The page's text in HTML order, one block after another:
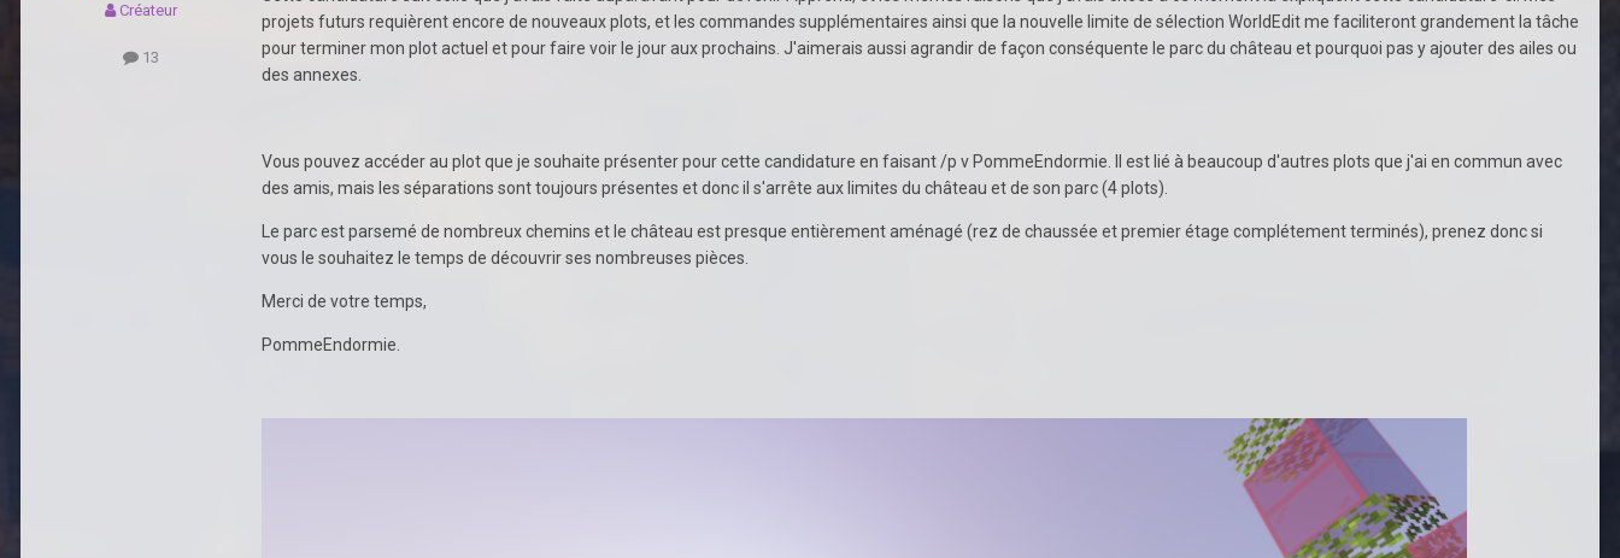
Créateur
13
projets futurs requièrent encore de nouveaux plots, et les commandes supplémentaires ainsi que la nouvelle limite de sélection WorldEdit me faciliteront grandement la tâche
pour terminer mon plot actuel et pour faire voir le jour aux prochains. J'aimerais aussi agrandir de façon conséquente le parc du château et pourquoi pas y ajouter des ailes ou
des annexes.
Vous pouvez accéder au plot que je souhaite présenter pour cette candidature en faisant /p v PommeEndormie. Il est lié à beaucoup d'autres plots que j'ai en commun avec
des amis, mais les séparations sont toujours présentes et donc il s'arrête aux limites du château et de son parc (4 plots).
Le parc est parsemé de nombreux chemins et le château est presque entièrement aménagé (rez de chaussée et premier étage complétement terminés), prenez donc si
vous le souhaitez le temps de découvrir ses nombreuses pièces.
Merci de votre temps,
PommeEndormie.